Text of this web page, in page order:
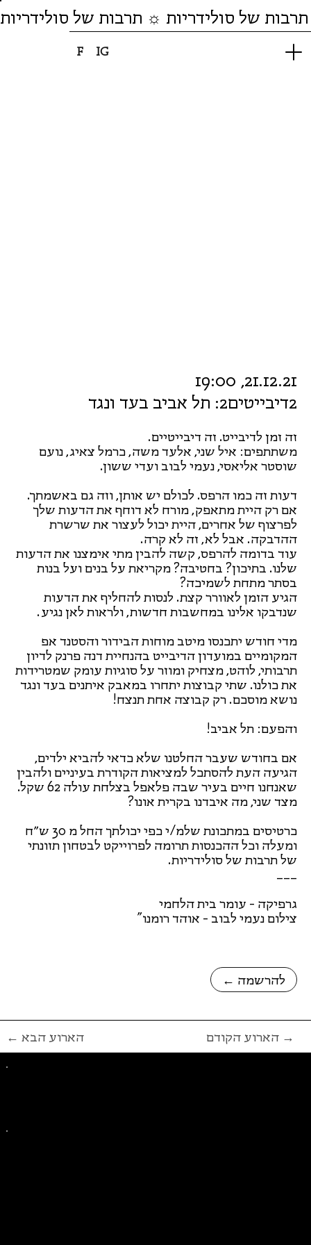
F IG
של סולידריות ☼ תרבות של סולידריות
2דיבייטים2: תל אביב בעד ונגד
זה זמן לדיבייט. זה דיבייטיים.
משתתפים: איל שני, אלעד משה, כרמל צאיג, נועם
שוסטר אליאסי, נעמי לבוב ועדי ששון.
דעות זה כמו הרפס. לכולם יש אותן, וזה גם באשמתך.
אם רק היית מתאפק, מורח לא דוחף את הדעות שלך
לפרצוף של אחרים, היית יכול לעצור את שרשרת
ההדבקה. אבל לא, זה לא קרה.
עוד בדומה להרפס, קשה להבין מתי אימצנו את הדעות
שלנו. בתיכון? בחטיבה? מקריאת על בנים ועל בנות
בסתר מתחת לשמיכה?
הגיע הזמן לאוורר קצת. לנסות להחליף את הדעות
שנדבקו אלינו במחשבות חדשות, ולראות לאן נגיע.
מדי חודש יתכנסו מיטב מוחות הבידור והסטנד אפ
המקומיים במועדון הדיבייט בהנחיית דנה פרנק לדיון
תרבותי, לוהט, מצחיק ומוזר על סוגיות עומק שמטרידות
את כולנו. שתי קבוצות יתחרו במאבק איתנים בעד ונגד
נושא מוסכם. רק קבוצה אחת תנצח!
והפעם: תל אביב!
אם בחודש שעבר החלטנו שלא כדאי להביא ילדים,
הגיעה העת להסתכל למציאות הקודרת בעיניים ולהבין
שאנחנו חיים בעיר שבה פלאפל בצלחת עולה 62 שקל.
מצד שני, מה איבדנו בקרית אונו?
כרטיסים במתכונת שלמ/י כפי יכולתך החל מ 30 ש״ח
ומעלה וכל ההכנסות תרומה לפרוייקט לבטחון תזונתי
של תרבות של סולידריות.
___
גרפיקה - עומר בית הלחמי
צילום נעמי לבוב - אוהד רומנו"
← להרשמה
21.12.21, 19:00
← הארוע הבא הארוע הקודם →